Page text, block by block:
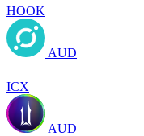
HOOK
AUD
ICX
AUD